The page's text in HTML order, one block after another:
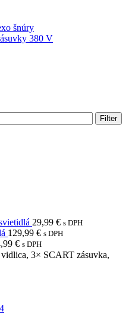
šnúry
380 V
Filter
29,99 € s DPH
129,99 € s DPH
€ s DPH
3× SCART zásuvka,